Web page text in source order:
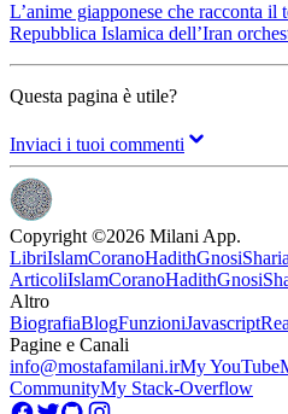
L’anime giapponese che racconta
Repubblica Islamica dell’Iran
Questa pagina è utile?
Inviaci i tuoi commenti
Copyright ©2026 Milani App.
LibriIslamCoranoHadithGnosiSharia
ArticoliIslamCoranoHadithGnosi
Altro
BiografiaBlogFunzioniJavascript
Pagine e Canali
info@mostafamilani.irMy YouTube
CommunityMy Stack-Overflow